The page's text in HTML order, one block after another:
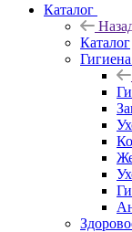
Каталог
Каталог
Гигиена